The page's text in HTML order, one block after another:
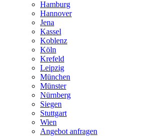
Hamburg
Hannover
Jena
Kassel
Koblenz
Köln
Krefeld
Leipzig
München
Münster
Nürnberg
Siegen
Stuttgart
Wien
Angebot anfragen